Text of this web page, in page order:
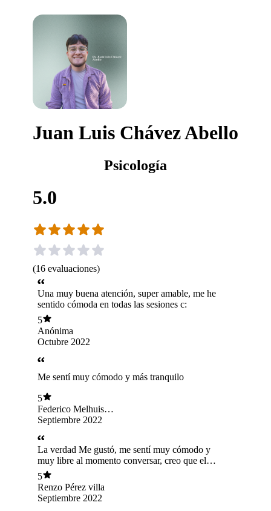
Juan Luis Chávez Abello
Psicología
5.0
(16 evaluaciones)
Una muy buena atención, super amable, me he
sentido cómoda en todas las sesiones c:
5
Anónima
Octubre 2022
Me sentí muy cómodo y más tranquilo
5
Federico Melhuish
Tarrés
Septiembre 2022
La verdad Me gustó, me sentí muy cómodo y
muy libre al momento conversar, creo que el
ambiente se formó muy bien ✨
5
Renzo Pérez villa
Septiembre 2022